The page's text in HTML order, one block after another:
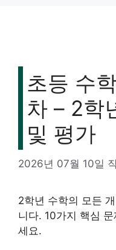
초등 수
차 – 2학
및 평가
2026년 07월 10일
2학년 수학의 모든
니다. 10가지 핵심
세요.